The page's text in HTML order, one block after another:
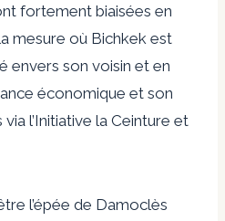
fortement biaisées en
mesure où Bichkek est
son voisin et en
économique et son
l’Initiative la Ceinture et
l’épée de Damoclès